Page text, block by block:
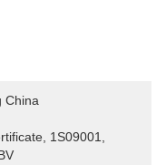
China
1S09001,